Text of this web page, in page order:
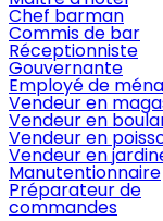
Chef barman
Commis de bar
Réceptionniste
Gouvernante
Employé de
Vendeur en
Vendeur en
Vendeur en
Vendeur en
Manutentionnaire
Préparateur de
commandes